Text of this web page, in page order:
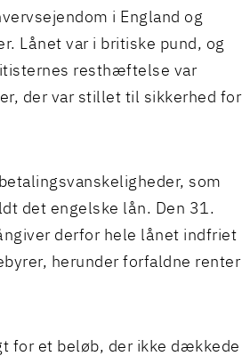
i England og
Lånet var i britiske pund, og
resthæftelse var
der var stillet til sikkerhed for
som
det engelske lån. Den 31.
derfor hele lånet indfriet
herunder forfaldne renter
for et beløb, der ikke dækkede